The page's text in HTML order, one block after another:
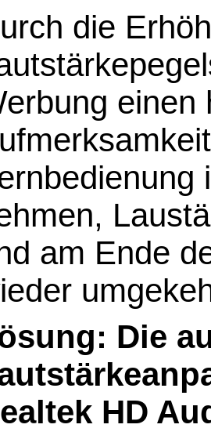
die
einen
am Ende
Die
HD